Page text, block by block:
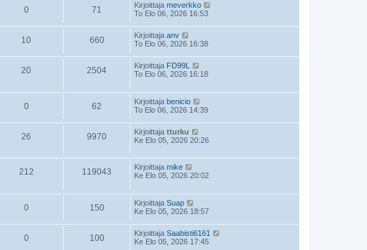
0 71 Kirjoittaja meverkko
To Elo 06, 2026 16:53
10 660 Kirjoittaja anv
To Elo 06, 2026 16:38
20 2504 Kirjoittaja FD99L
To Elo 06, 2026 16:18
0 62 Kirjoittaja benicio
To Elo 06, 2026 14:39
26 9970 Kirjoittaja tturku
Ke Elo 05, 2026 20:26
212 119043 Kirjoittaja mike
Ke Elo 05, 2026 20:02
0 150 Kirjoittaja Suap
Ke Elo 05, 2026 18:57
0 100 Kirjoittaja Saabisti6161
Ke Elo 05, 2026 17:45